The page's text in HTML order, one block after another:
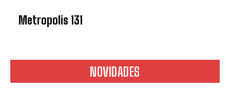
Metropolis 131
NOVIDADES